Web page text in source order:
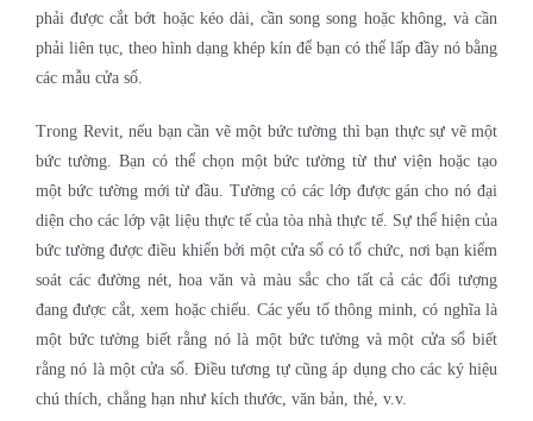
phải được cắt bớt hoặc kéo dài, cần song song hoặc không, và cần
phải liên tục, theo hình dạng khép kín để bạn có thể lấp đầy nó bằng
các mẫu cửa sổ.
Trong Revit, nếu bạn cần vẽ một bức tường thì bạn thực sự vẽ một
bức tường. Bạn có thể chọn một bức tường từ thư viện hoặc tạo
một bức tường mới từ đầu. Tường có các lớp được gán cho nó đại
diện cho các lớp vật liệu thực tế của tòa nhà thực tế. Sự thể hiện của
bức tường được điều khiển bởi một cửa sổ có tổ chức, nơi bạn kiểm
soát các đường nét, hoa văn và màu sắc cho tất cả các đối tượng
đang được cắt, xem hoặc chiếu. Các yếu tố thông minh, có nghĩa là
một bức tường biết rằng nó là một bức tường và một cửa sổ biết
rằng nó là một cửa sổ. Điều tương tự cũng áp dụng cho các ký hiệu
chú thích, chẳng hạn như kích thước, văn bản, thẻ, v.v.